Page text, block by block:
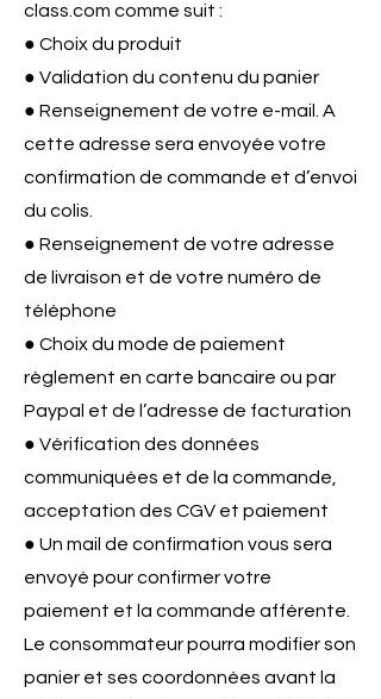
class.com comme suit :
● Choix du produit
● Validation du contenu du panier
● Renseignement de votre e-mail. A
cette adresse sera envoyée votre
confirmation de commande et d’envoi
du colis.
● Renseignement de votre adresse
de livraison et de votre numéro de
téléphone
● Choix du mode de paiement
règlement en carte bancaire ou par
Paypal et de l’adresse de facturation
● Vérification des données
communiquées et de la commande,
acceptation des CGV et paiement
● Un mail de confirmation vous sera
envoyé pour confirmer votre
paiement et la commande afférente.
Le consommateur pourra modifier son
panier et ses coordonnées avant la